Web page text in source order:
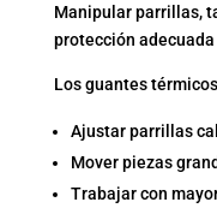
Manipular parrillas,
protección
Los guantes
Ajustar parrillas
Mover piezas
Trabajar con